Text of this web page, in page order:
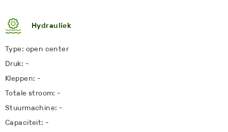
Hydrauliek
Type: open center
Druk: -
Kleppen: -
Totale stroom: -
Stuurmachine: -
Capaciteit: -